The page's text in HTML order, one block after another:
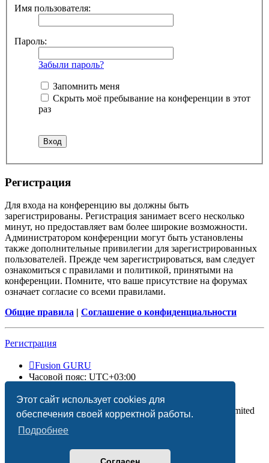
Этот сайт использует cookies для
обеспечения своей корректной работы.
Подробнее
Имя пользователя:
Пароль:
Забыли пароль?
Запомнить меня
Скрыть моё пребывание на конференции в этот
раз
Регистрация
Для входа на конференцию вы должны быть
зарегистрированы. Регистрация занимает всего несколько
минут, но предоставляет вам более широкие возможности.
Администратором конференции могут быть установлены
также дополнительные привилегии для зарегистрированных
пользователей. Прежде чем зарегистрироваться, вам следует
ознакомиться с правилами и политикой, принятыми на
конференции. Помните, что ваше присутствие на форумах
означает согласие со всеми правилами.
Общие правила | Соглашение о конфиденциальности
Регистрация
Fusion GURU
Часовой пояс: UTC+03:00
Создано на основеphpBB® Forum Software © phpBB Limited